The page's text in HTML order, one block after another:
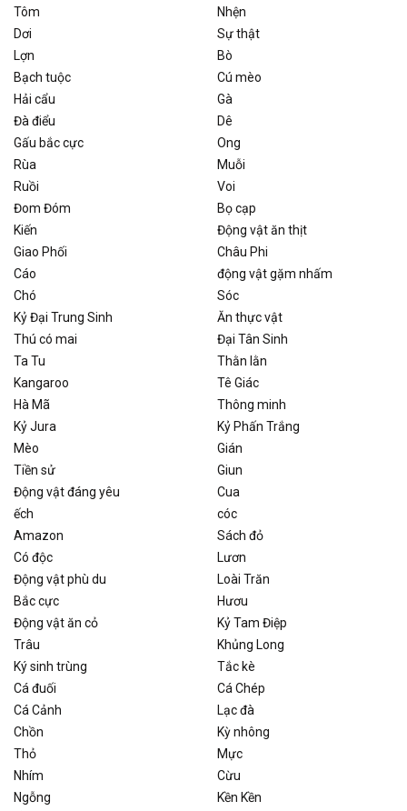
Tôm
Nhện
Dơi
Sự thật
Lợn
Bò
Bạch tuộc
Cú mèo
Hải cẩu
Gà
Đà điểu
Dê
Gấu bắc cực
Ong
Rùa
Muỗi
Ruồi
Voi
Đom Đóm
Bọ cạp
Kiến
Động vật ăn thịt
Giao Phối
Châu Phi
Cáo
động vật gặm nhấm
Chó
Sóc
Kỷ Đại Trung Sinh
Ăn thực vật
Thú có mai
Đại Tân Sinh
Ta Tu
Thằn lằn
Kangaroo
Tê Giác
Hà Mã
Thông minh
Kỷ Jura
Kỷ Phấn Trắng
Mèo
Gián
Tiền sử
Giun
Động vật đáng yêu
Cua
ếch
cóc
Amazon
Sách đỏ
Có độc
Lươn
Động vật phù du
Loài Trăn
Bắc cực
Hươu
Động vật ăn cỏ
Kỷ Tam Điệp
Trâu
Khủng Long
Ký sinh trùng
Tắc kè
Cá đuối
Cá Chép
Cá Cảnh
Lạc đà
Chồn
Kỳ nhông
Thỏ
Mực
Nhím
Cừu
Ngỗng
Kền Kền